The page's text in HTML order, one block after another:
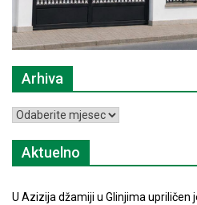
Arhiva
Arhiva
Aktuelno
U Azizija džamiji u Glinjima upriličen